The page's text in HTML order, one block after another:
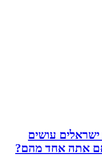
עושים
אתה אחד מהם?